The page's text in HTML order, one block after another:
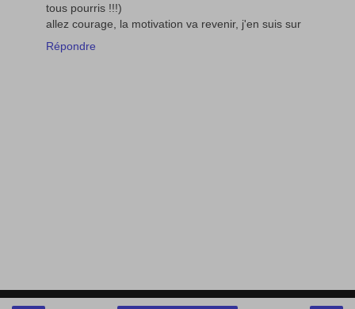
tous pourris !!!)
allez courage, la motivation va revenir, j'en suis sur
Répondre